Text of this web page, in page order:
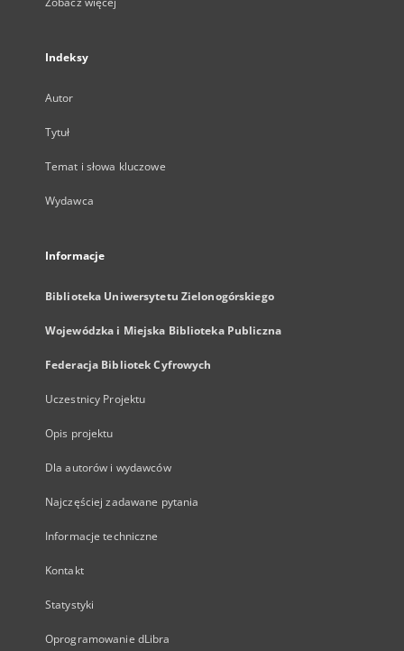
Indeksy
Autor
Tytuł
Temat i słowa kluczowe
Wydawca
Informacje
Biblioteka Uniwersytetu Zielonogórskiego
Wojewódzka i Miejska Biblioteka Publiczna
Federacja Bibliotek Cyfrowych
Uczestnicy Projektu
Opis projektu
Dla autorów i wydawców
Najczęściej zadawane pytania
Informacje techniczne
Kontakt
Statystyki
Oprogramowanie dLibra